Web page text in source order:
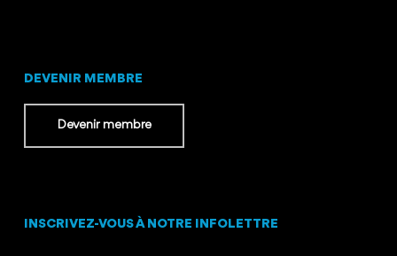
DEVENIR MEMBRE
Devenir membre
INSCRIVEZ-VOUS À NOTRE INFOLETTRE